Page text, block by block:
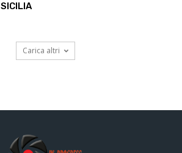
SICILIA
Carica altri